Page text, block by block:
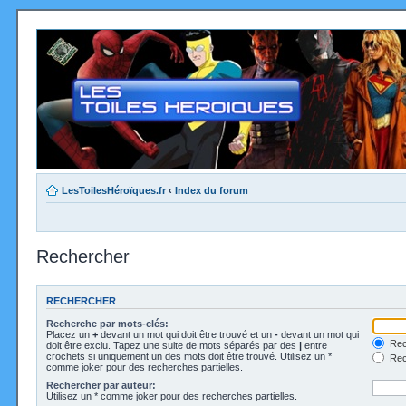
LesToilesHéroïques.fr ‹ Index du forum
Rechercher
RECHERCHER
Recherche par mots-clés:
Placez un + devant un mot qui doit être trouvé et un - devant un mot qui
doit être exclu. Tapez une suite de mots séparés par des | entre
crochets si uniquement un des mots doit être trouvé. Utilisez un *
comme joker pour des recherches partielles.
Rechercher par auteur:
Utilisez un * comme joker pour des recherches partielles.